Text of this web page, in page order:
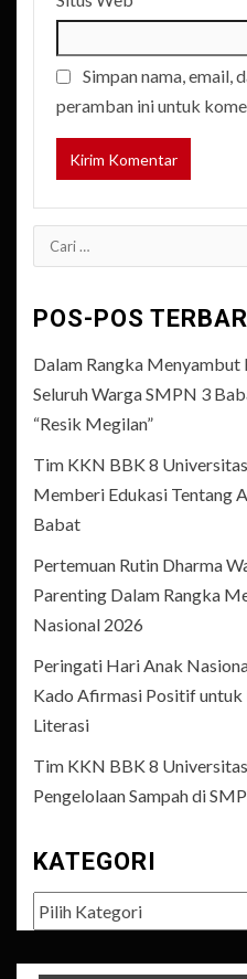
Simpan nama, email,
peramban ini untuk
Cari
untuk:
POS-POS
Dalam Rangka Menyambut
Seluruh Warga SMPN 3
“Resik Megilan”
Tim KKN BBK 8
Memberi Edukasi Tentang
Babat
Pertemuan Rutin Dharma
Parenting Dalam Rangka
Nasional 2026
Peringati Hari Anak
Kado Afirmasi Positif untuk
Literasi
Tim KKN BBK 8
Pengelolaan Sampah di
KATEGORI
Kategori